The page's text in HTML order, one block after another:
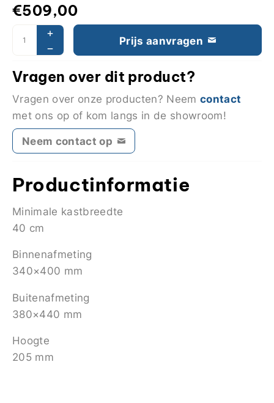
€509,00
Prijs aanvragen
Vragen over dit product?
Vragen over onze producten? Neem contact
met ons op of kom langs in de showroom!
Neem contact op
Productinformatie
Minimale kastbreedte
40 cm
Binnenafmeting
340×400 mm
Buitenafmeting
380×440 mm
Hoogte
205 mm